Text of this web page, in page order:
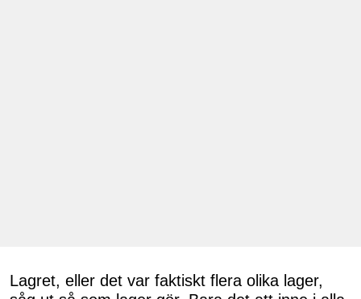
Lagret, eller det var faktiskt flera olika lager,